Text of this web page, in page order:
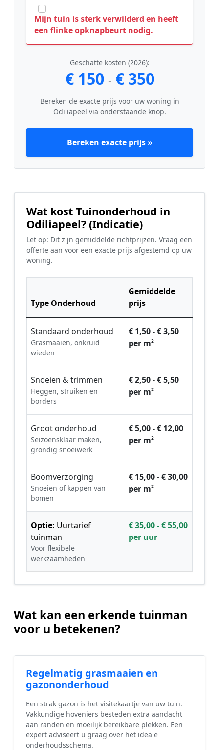
Mijn tuin is sterk verwilderd en heeft
een flinke opknapbeurt nodig.
Geschatte kosten (2026):
€ 150 - € 350
Bereken de exacte prijs voor uw woning in
Odiliapeel via onderstaande knop.
Bereken exacte prijs »
Wat kost Tuinonderhoud in
Odiliapeel? (Indicatie)
Let op: Dit zijn gemiddelde richtprijzen. Vraag een
offerte aan voor een exacte prijs afgestemd op uw
woning.
Type Onderhoud
Gemiddelde
prijs
Standaard onderhoud
Grasmaaien, onkruid
wieden
€ 1,50 - € 3,50
per m²
Snoeien & trimmen
Heggen, struiken en
borders
€ 2,50 - € 5,50
per m²
Groot onderhoud
Seizoensklaar maken,
grondig snoeiwerk
€ 5,00 - € 12,00
per m²
Boomverzorging
Snoeien of kappen van
bomen
€ 15,00 - € 30,00
per m²
Optie: Uurtarief
tuinman
Voor flexibele
werkzaamheden
€ 35,00 - € 55,00
per uur
Wat kan een erkende tuinman
voor u betekenen?
Regelmatig grasmaaien en
gazononderhoud
Een strak gazon is het visitekaartje van uw tuin.
Vakkundige hoveniers besteden extra aandacht
aan randen en moeilijk bereikbare plekken. Een
expert adviseert u graag over het ideale
onderhoudsschema.